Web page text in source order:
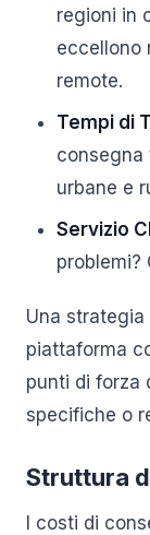
regioni in
eccellono
remote.
Tempi di
consegna
urbane e
Servizio
problemi?
Una
piattaforma
punti di forza
specifiche o
Struttura
I costi di